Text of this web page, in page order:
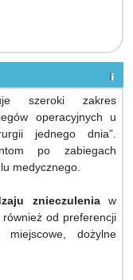
szeroki zakres
operacyjnych u
jednego dnia”.
po zabiegach
medycznego.
znieczuleniaw
od preferencji
dożylne